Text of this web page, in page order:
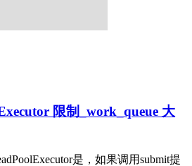
限制_work_queue 大
是，如果调用submit提